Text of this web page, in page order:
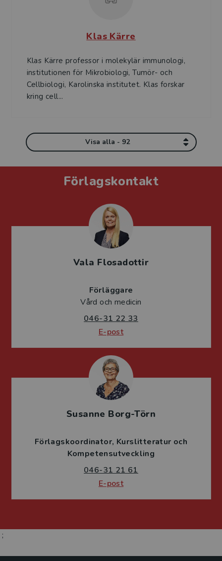
Klas Kärre
Klas Kärre professor i molekylär immunologi,
institutionen för Mikrobiologi, Tumör- och
Cellbiologi, Karolinska institutet. Klas forskar
kring cell...
Visa alla - 92
Förlagskontakt
Vala Flosadottir
Förläggare
Vård och medicin
046-31 22 33
E-post
Susanne Borg-Törn
Förlagskoordinator Kurslitteratur och
Kompetensutveckling
046-31 21 61
E-post
;